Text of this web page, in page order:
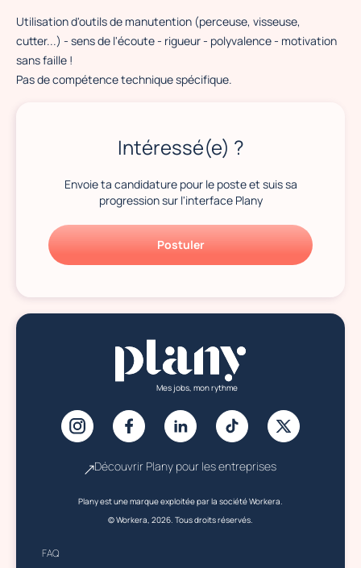
Utilisation d'outils de manutention (perceuse, visseuse,
cutter...) - sens de l'écoute - rigueur - polyvalence - motivation
sans faille !
Pas de compétence technique spécifique.
Intéressé(e) ?
Envoie ta candidature pour le poste et suis sa
progression sur l'interface Plany
Postuler
Mes jobs, mon rythme
Découvrir Plany pour les entreprises
Plany est une marque exploitée par la société Workera.
© Workera, 2026. Tous droits réservés.
FAQ